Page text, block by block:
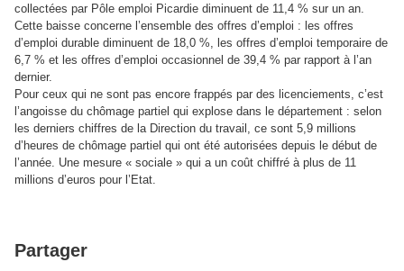
collectées par Pôle emploi Picardie diminuent de 11,4 % sur un an.
Cette baisse concerne l’ensemble des offres d’emploi : les offres
d’emploi durable diminuent de 18,0 %, les offres d’emploi temporaire de
6,7 % et les offres d’emploi occasionnel de 39,4 % par rapport à l’an
dernier.
Pour ceux qui ne sont pas encore frappés par des licenciements, c’est
l’angoisse du chômage partiel qui explose dans le département : selon
les derniers chiffres de la Direction du travail, ce sont 5,9 millions
d’heures de chômage partiel qui ont été autorisées depuis le début de
l’année. Une mesure « sociale » qui a un coût chiffré à plus de 11
millions d’euros pour l’Etat.
Partager